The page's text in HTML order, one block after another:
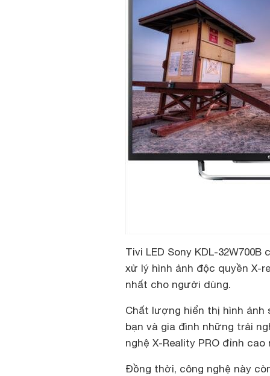
Tivi LED Sony KDL-
xử lý hình ảnh độc quyền X-
nhất cho người dùng.
Chất lượng hiển thị hình
bạn và gia đình những trải
nghệ X-Reality PRO đỉnh cao
Đồng thời, công nghệ này